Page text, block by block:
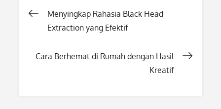
Post
Menyingkap Rahasia Black Head
Extraction yang Efektif
Cara Berhemat di Rumah dengan Hasil
Kreatif